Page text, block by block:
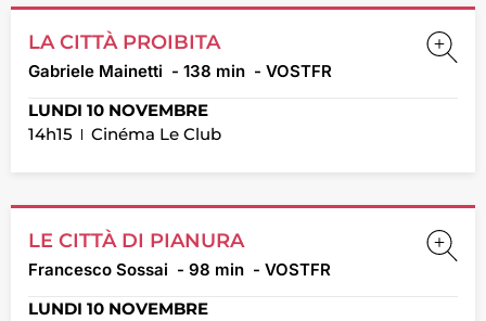
LUNDI 10 NOVEMBRE
14h15
Cinéma Le Club
LA CITTÀ PROIBITA
Gabriele Mainetti - 138 min - VOSTFR
LUNDI 10 NOVEMBRE
LE CITTÀ DI PIANURA
Francesco Sossai - 98 min - VOSTFR